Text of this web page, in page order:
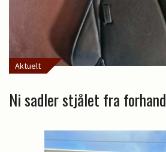
Aktuelt
Ni sadler stjålet fra